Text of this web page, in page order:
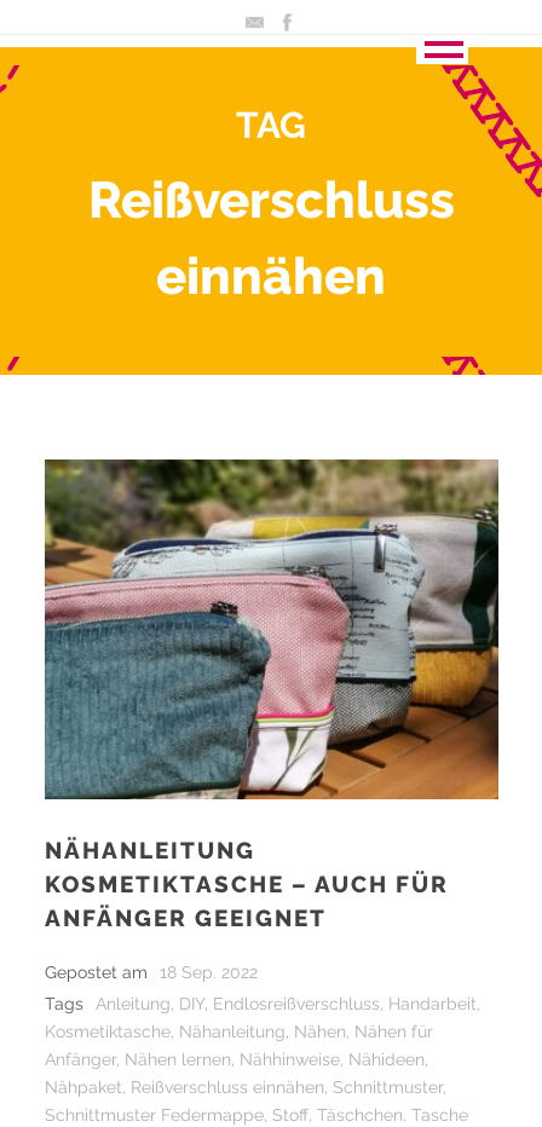
TAG
Reißverschluss
einnähen
NÄHANLEITUNG
KOSMETIKTASCHE – AUCH FÜR
ANFÄNGER GEEIGNET
Gepostet am
18 Sep. 2022
Tags
Anleitung, DIY, Endlosreißverschluss, Handarbeit,
Kosmetiktasche, Nähanleitung, Nähen, Nähen für
Anfänger, Nähen lernen, Nähhinweise, Nähideen,
Nähpaket, Reißverschluss einnähen, Schnittmuster,
Schnittmuster Federmappe, Stoff, Täschchen, Tasche